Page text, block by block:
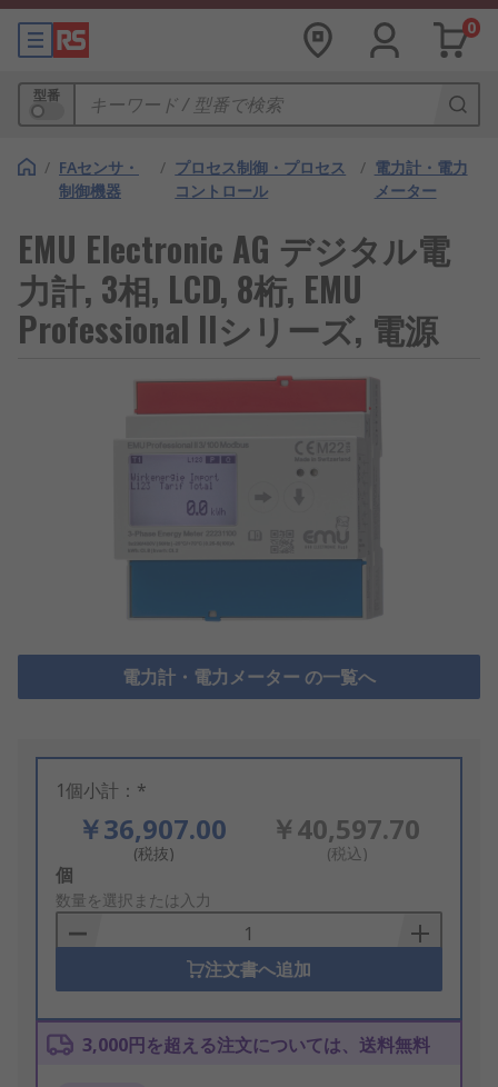
0
型番
/ FAセンサ・
制御機器
/ プロセス制御・プロセス
コントロール
/ 電力計・電力
メーター
EMU Electronic AG デジタル電
力計, 3相, LCD, 8桁, EMU
Professional IIシリーズ, 電源
電力計・電力メーター の一覧へ
1個小計：*
￥36,907.00
(税抜)
￥40,597.70
(税込)
Add
to
Basket
個
数量を選択または入力
注文書へ追加
3,000円を超える注文については、送料無料